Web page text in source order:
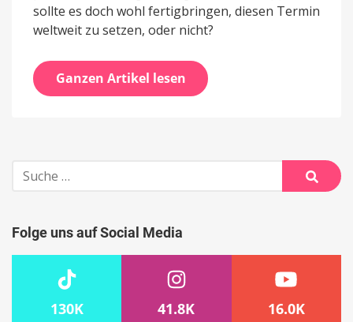
sollte es doch wohl fertigbringen, diesen Termin
weltweit zu setzen, oder nicht?
Ganzen Artikel lesen
Suche
nach:
Suche
Folge uns auf Social Media
130K 41.8K 16.0K